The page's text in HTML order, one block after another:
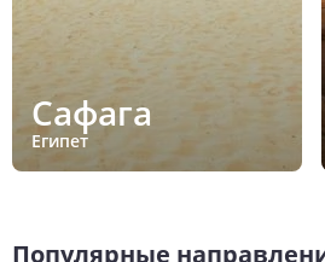
Сафага
Египет
Популярные